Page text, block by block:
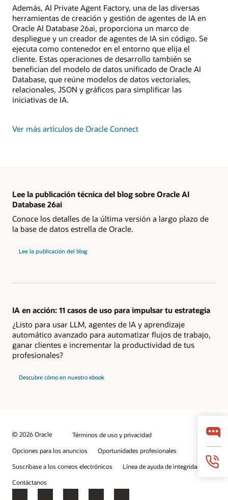
Además, AI Private Agent Factory, una de las diversas
herramientas de creación y gestión de agentes de IA en
Oracle AI Database 26ai, proporciona un marco de
despliegue y un creador de agentes de IA sin código. Se
ejecuta como contenedor en el entorno que elija el
cliente. Estas operaciones de desarrollo también se
benefician del modelo de datos unificado de Oracle AI
Database, que reúne modelos de datos vectoriales,
relacionales, JSON y gráficos para simplificar las
iniciativas de IA.
Ver más artículos de Oracle Connect
Lee la publicación técnica del blog sobre Oracle AI
Database 26ai
Conoce los detalles de la última versión a largo plazo de
la base de datos estrella de Oracle.
Lee la publicación del blog
IA en acción: 11 casos de uso para impulsar tu estrategia
¿Listo para usar LLM, agentes de IA y aprendizaje
automático avanzado para automatizar flujos de trabajo,
ganar clientes e incrementar la productividad de tus
profesionales?
Descubre cómo en nuestro ebook
© 2026 Oracle
Términos de uso y privacidad
Opciones para los anuncios
Oportunidades profesionales
Suscríbase a los correos electrónicos
Línea de ayuda de integridad
Contáctanos